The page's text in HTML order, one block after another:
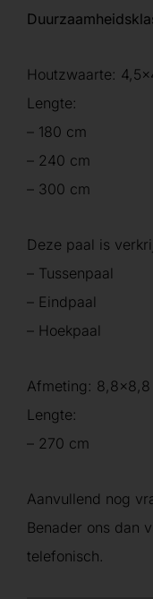
Houtzwaarte:
Lengte:
– 180 cm
– 240 cm
– 300 cm
Deze paal is
– Tussenpaal
– Eindpaal
– Hoekpaal
Afmeting: 8,8×8,8
Lengte:
– 270 cm
Aanvullend nog
Benader ons dan
telefonisch.